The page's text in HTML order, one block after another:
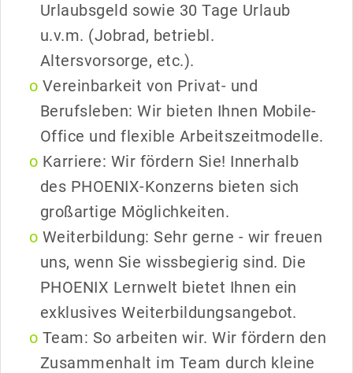
Urlaubsgeld sowie 30 Tage Urlaub
u.v.m. (Jobrad, betriebl.
Altersvorsorge, etc.).
Vereinbarkeit von Privat- und
Berufsleben: Wir bieten Ihnen Mobile-
Office und flexible Arbeitszeitmodelle.
Karriere: Wir fördern Sie! Innerhalb
des PHOENIX-Konzerns bieten sich
großartige Möglichkeiten.
Weiterbildung: Sehr gerne - wir freuen
uns, wenn Sie wissbegierig sind. Die
PHOENIX Lernwelt bietet Ihnen ein
exklusives Weiterbildungsangebot.
Team: So arbeiten wir. Wir fördern den
Zusammenhalt im Team durch kleine